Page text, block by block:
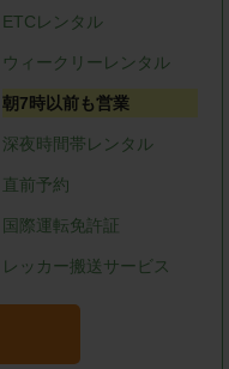
ETCレンタル
ウィークリーレンタル
朝7時以前も営業
深夜時間帯レンタル
直前予約
国際運転免許証
レッカー搬送サービス